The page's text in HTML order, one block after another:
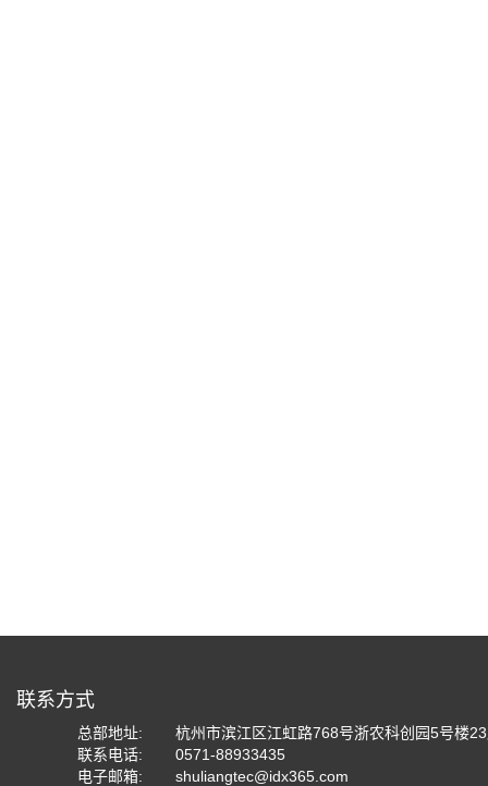
联系方式
总部地址:
杭州市滨江区江虹路768号浙农科创园5号楼
联系电话:
0571-88933435
电子邮箱:
shuliangtec@idx365.com